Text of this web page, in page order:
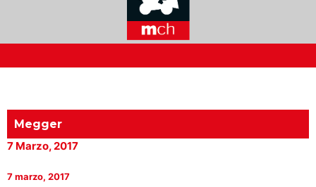
Actualidad Minera
Minería Superficie
Megger
7 Marzo, 2017
7 marzo, 2017